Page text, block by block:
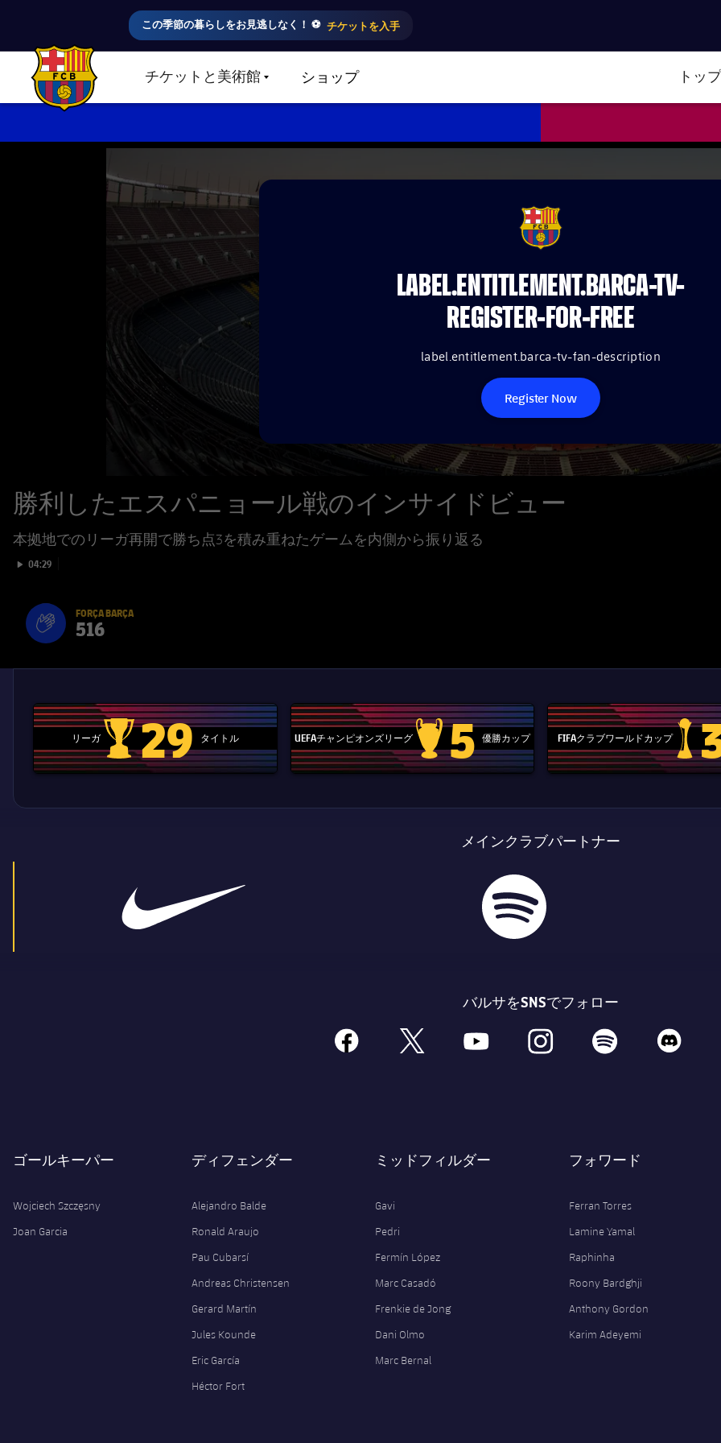
この季節の暮らしをお見逃しなく！ ⚽️ チケットを入手
FC Barcelona club badge チケットと美術館LABEL.SHARE.CARETDOWNショップ トッ
FCB Barcelona badge
LABEL.ENTITLEMENT.BARCA-TV-
REGISTER-FOR-FREE
label.entitlement.barca-tv-fan-description
Register Now
勝利したエスパニョール戦のインサイドビュー
本拠地でのリーガ再開で勝ち点3を積み重ねたゲームを内側から振り返る
Play video
04:29
Força Barça
label.aria.forcabarca
FORÇA BARÇA
label.aria.fire
516
リーガ
La Liga trophy
29 タイトル UEFAチャンピオンズリーグ
Champions League trophy
5 優勝カップ FIFAクラブワールドカップ
メインクラブパートナー
バルサをSNSでフォロー
facebook x youtube instagram spotify discord
ゴールキーパー
Wojciech Szczęsny
Joan Garcia
ディフェンダー
Alejandro Balde
Ronald Araujo
Pau Cubarsí
Andreas Christensen
Gerard Martín
Jules Kounde
Eric García
Héctor Fort
ミッドフィルダー
Gavi
Pedri
Fermín López
Marc Casadó
Frenkie de Jong
Dani Olmo
Marc Bernal
フォワード
Ferran Torres
Lamine Yamal
Raphinha
Roony Bardghji
Anthony Gordon
Karim Adeyemi